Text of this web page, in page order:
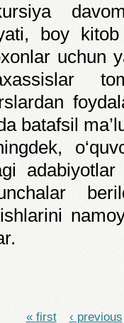
boy
uchun
batafsil
« first ‹ previous